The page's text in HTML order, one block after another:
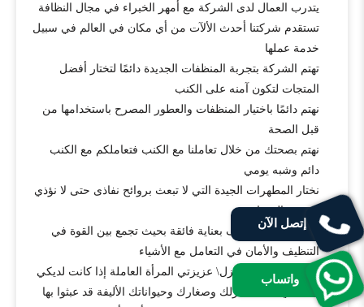
يتدرب العمال لدى الشركة مع أمهر الخبراء في مجال النظافة
تستقدم شركتنا أحدث الألآت من أي مكان في العالم في سبيل
خدمة عملها
تهتم الشركة بتجربة المنظفات الجديدة دائمًا لتختار أفضل
المتجات لتكون آمنه على الكنب
نهتم دائمًا باختيار المنظفات والعطور المصرح باستخدامها من
قبل الصحة
نهتم بصحتك من خلال تعاملنا مع الكنب فتعاملكم مع الكنب
دائم وشبه يومي
نختار المطهرات الجيدة التي لا تبعث بروائح نفاذى حتى لا نؤذي
مرضى الحساسية
نختار ألألآت التنظيف بعناية فائقة بحيث تجمع بين القوة في
التنظيف والأمان في التعامل مع الأشياء
لذلك عزيزتي ربة المنزل\ عزيزتي المرأة العاملة إذا كانت لديكي
مشكلة في كنبات منزلك وصغارك وحيواناتك الأليفة قد عبثوا بها
إتصل الآن
واتساب